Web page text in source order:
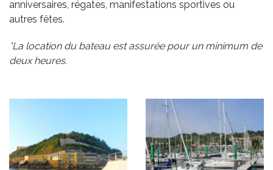
anniversaires, régates, manifestations sportives ou
autres fêtes.
*La location du bateau est assurée pour un minimum de
deux heures.